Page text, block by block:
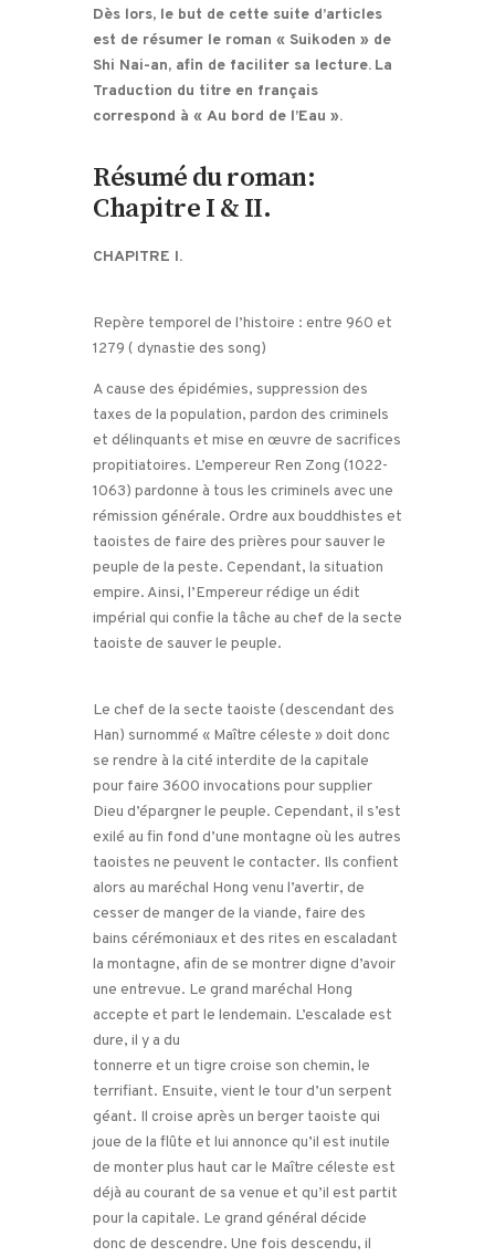
Dès lors, le but de cette suite d’articles
est de résumer le roman « Suikoden » de
Shi Nai-an, afin de faciliter sa lecture. La
Traduction du titre en français
correspond à « Au bord de l’Eau ».
Résumé du roman:
Chapitre I & II.
CHAPITRE I.
Repère temporel de l’histoire : entre 960 et
1279 ( dynastie des song)
A cause des épidémies, suppression des
taxes de la population, pardon des criminels
et délinquants et mise en œuvre de sacrifices
propitiatoires. L’empereur Ren Zong (1022-
1063) pardonne à tous les criminels avec une
rémission générale. Ordre aux bouddhistes et
taoistes de faire des prières pour sauver le
peuple de la peste. Cependant, la situation
empire. Ainsi, l’Empereur rédige un édit
impérial qui confie la tâche au chef de la secte
taoiste de sauver le peuple.
Le chef de la secte taoiste (descendant des
Han) surnommé « Maître céleste » doit donc
se rendre à la cité interdite de la capitale
pour faire 3600 invocations pour supplier
Dieu d’épargner le peuple. Cependant, il s’est
exilé au fin fond d’une montagne où les autres
taoistes ne peuvent le contacter. Ils confient
alors au maréchal Hong venu l’avertir, de
cesser de manger de la viande, faire des
bains cérémoniaux et des rites en escaladant
la montagne, afin de se montrer digne d’avoir
une entrevue. Le grand maréchal Hong
accepte et part le lendemain. L’escalade est
dure, il y a du
tonnerre et un tigre croise son chemin, le
terrifiant. Ensuite, vient le tour d’un serpent
géant. Il croise après un berger taoiste qui
joue de la flûte et lui annonce qu’il est inutile
de monter plus haut car le Maître céleste est
déjà au courant de sa venue et qu’il est partit
pour la capitale. Le grand général décide
donc de descendre. Une fois descendu, il